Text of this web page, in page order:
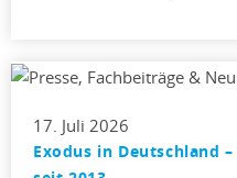
17. Juli 2026
Exodus in Deutschland